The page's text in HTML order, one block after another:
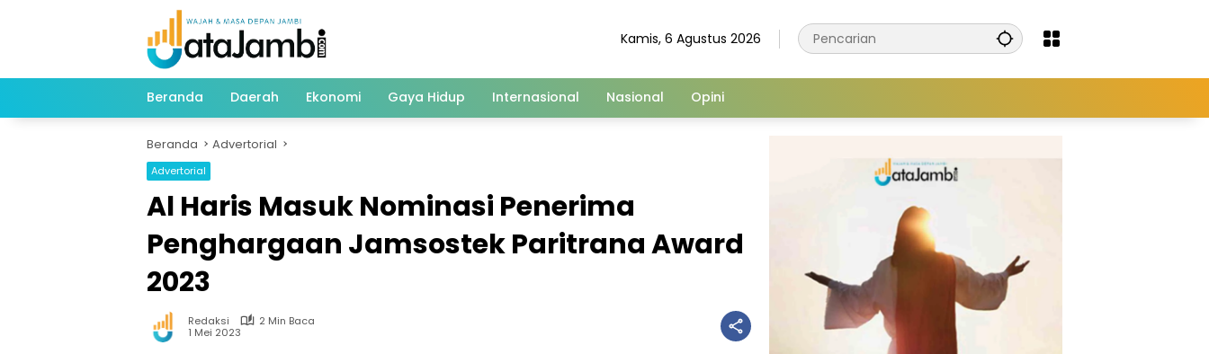
Kamis, 6 Agustus 2026
Beranda Daerah Ekonomi Gaya Hidup Internasional Nasional Opini
Beranda Advertorial
Advertorial
Al Haris Masuk Nominasi Penerima
Penghargaan Jamsostek Paritrana Award
2023
Redaksi
2 Min Baca
1 Mei 2023